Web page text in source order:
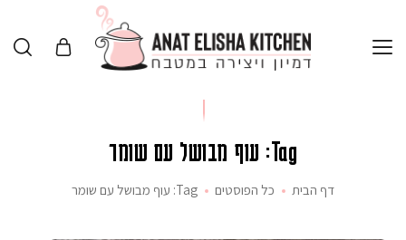
Tag: עוף מבושל עם שומר
דף הבית כל הפוסטים Tag: עוף מבושל עם שומר